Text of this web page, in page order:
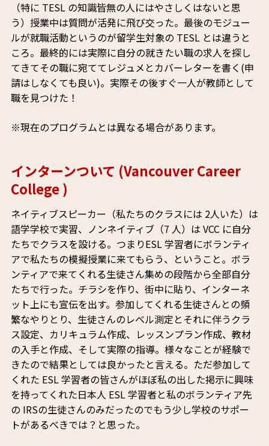
（特に TESL の知識皆無の人にはやさしくはないと思
う）授業中は質問が活発に飛び交った。最後のモジュー
ルが就職活動というのが留学生対象の TESL とは違うと
ころ。最終的には実際に自分の就きたい職の求人を探し
てきてその職に宛ててレジュメとカバーレターを書く(申
請はしなくても良い)。実際その後すぐ一人が教師として
職を見つけた！
※現在のプログラムとは異なる場合があります。
インターンついて (Vancouver Career
College )
ネイティブスピーカー（私たちのクラスには 2人いた）は
語学学校で実習、ノンネイティブ（7 人）は VCC に自分
たちでクラスを設ける。つまりESL 学習者にボランティ
アで私たちの模擬授業に来てもらう、ということ。ボラ
ンティアで来てくれる生徒さん集めの段階から全部自分
たちで行った。チラシを作り、街中に貼り、インターネ
ット上にも宣伝を出す。参加してくれる生徒さんとの頻
繁なやりとり、生徒さんのレベル測定とそれに伴うクラ
ス設定、カリキュラム作成、レッスンプラン作成、教材
の入手と作成、そして実際の指導。様々なことが経験で
きたので結果としては良かったと言える。ただ参加して
くれた ESL 学習者の皆さんがほぼ私の出した掲示に興味
を持ってくれた日本人 ESL 学習者と私のボランティア先
の IRSの生徒さんのみだったのでもう少し学校のサポー
トがあるべきでは？と思った。